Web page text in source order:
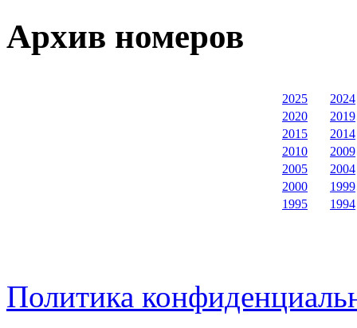
Архив номеров
2025
2024
2020
2019
2015
2014
2010
2009
2005
2004
2000
1999
1995
1994
Политика